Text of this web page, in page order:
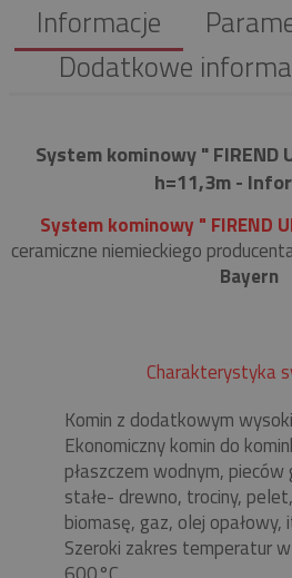
Informacje
Dodatkowe
System kominowy " FIREND
h=11,3m -
System kominowy " FIREND
ceramiczne niemieckiego
Bayern
Charakterystyka
Komin z dodatkowym
Ekonomiczny komin do
płaszczem wodnym,
stałe- drewno, trociny,
biomasę, gaz, olej opałowy,
Szeroki zakres temperatur